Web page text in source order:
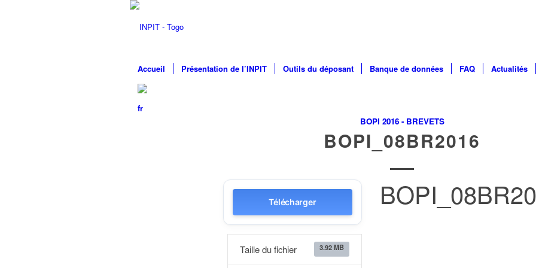
Accueil Présentation de l’INPIT Outils du déposant Banque de données FAQ Actualités
BOPI 2016 - BREVETS
BOPI_08BR2016
Télécharger
Taille du fichier 3.92 MB